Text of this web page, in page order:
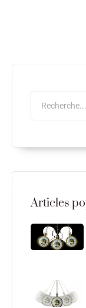
Articles